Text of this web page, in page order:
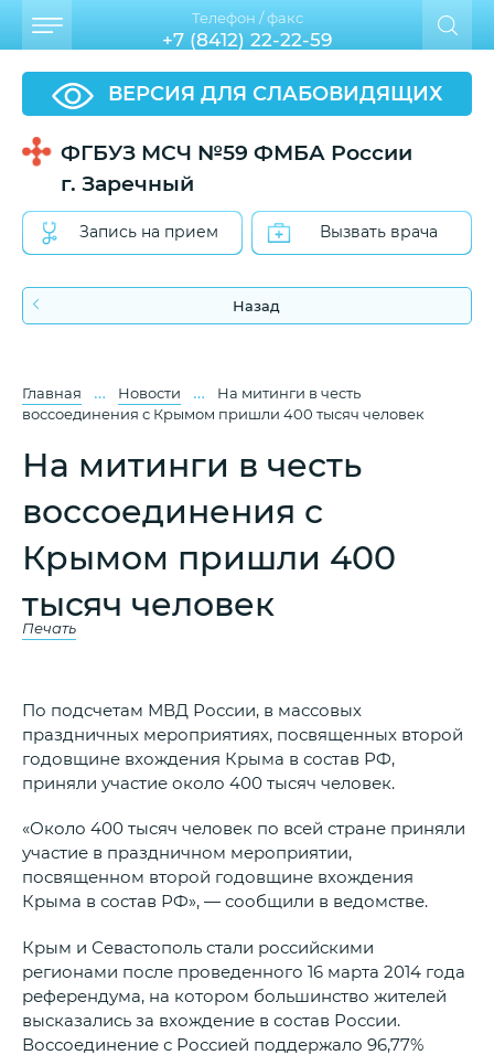
ВЕРСИЯ ДЛЯ СЛАБОВИДЯЩИХ
ФГБУЗ МСЧ №59 ФМБА России
г. Заречный
Запись на прием Вызвать врача
Телефон / факс
+7 (8412) 22-22-59
Назад
Главная … Новости …
На митинги в честь
воссоединения с Крымом пришли 400 тысяч человек
На митинги в честь
воссоединения с
Крымом пришли 400
тысяч человек
Печать
По подсчетам МВД России, в массовых
праздничных мероприятиях, посвященных второй
годовщине вхождения Крыма в состав РФ,
приняли участие около 400 тысяч человек.
«Около 400 тысяч человек по всей стране приняли
участие в праздничном мероприятии,
посвященном второй годовщине вхождения
Крыма в состав РФ», — сообщили в ведомстве.
Крым и Севастополь стали российскими
регионами после проведенного 16 марта 2014 года
референдума, на котором большинство жителей
высказались за вхождение в состав России.
Воссоединение с Россией поддержало 96,77%